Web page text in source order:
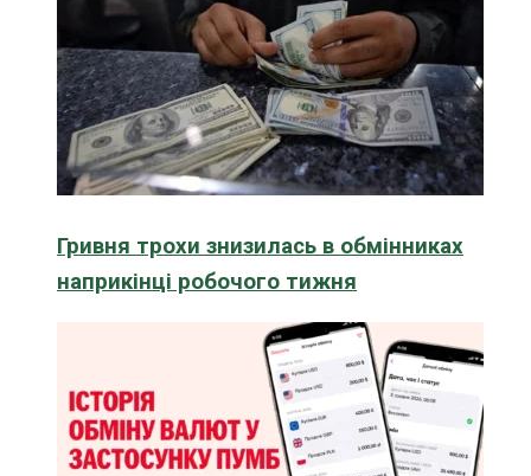
Гривня трохи знизилась в обмінниках
наприкінці робочого тижня